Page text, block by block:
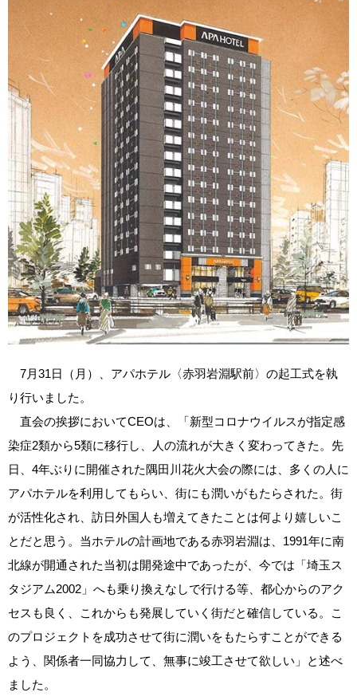
7月31日（月）、アパホテル〈赤羽岩淵駅前〉の起工式を執
り行いました。
直会の挨拶においてCEOは、「新型コロナウイルスが指定感
染症2類から5類に移行し、人の流れが大きく変わってきた。先
日、4年ぶりに開催された隅田川花火大会の際には、多くの人に
アパホテルを利用してもらい、街にも潤いがもたらされた。街
が活性化され、訪日外国人も増えてきたことは何より嬉しいこ
とだと思う。当ホテルの計画地である赤羽岩淵は、1991年に南
北線が開通された当初は開発途中であったが、今では「埼玉ス
タジアム2002」へも乗り換えなしで行ける等、都心からのアク
セスも良く、これからも発展していく街だと確信している。こ
のプロジェクトを成功させて街に潤いをもたらすことができる
よう、関係者一同協力して、無事に竣工させて欲しい」と述べ
ました。